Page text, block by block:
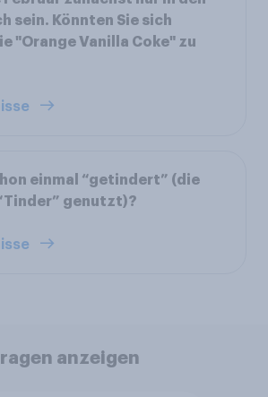
sein. Könnten Sie sich
"Orange Vanilla Coke" zu
einmal “getindert” (die
genutzt)?
anzeigen